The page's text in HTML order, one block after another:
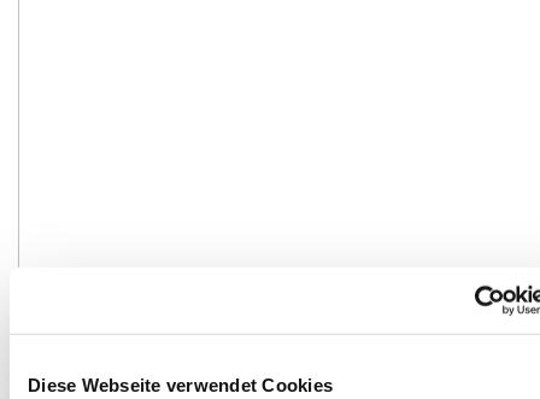
Diese Webseite verwendet Cookies